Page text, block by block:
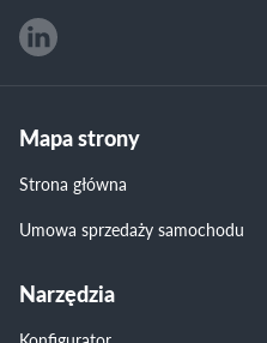
Mapa strony
Strona główna
Umowa sprzedaży samochodu
Narzędzia